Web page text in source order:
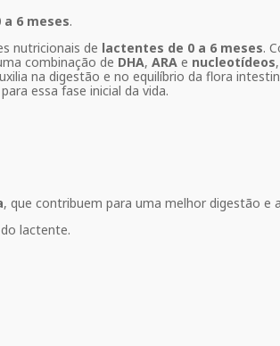
6 meses.
nutricionais de lactentes de 0 a 6 meses.
combinação de DHA, ARA e nucleotídeos
na digestão e no equilíbrio da flora
essa fase inicial da vida.
, que contribuem para uma melhor digestão e
do lactente.